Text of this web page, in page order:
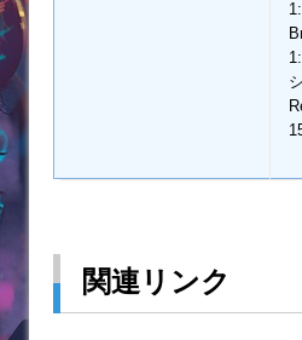
関連リンク